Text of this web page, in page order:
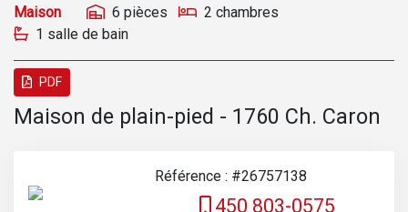
Maison 6 pièces
2 chambres
1 salle de bain
PDF
Maison de plain-pied - 1760 Ch. Caron
Référence : #26757138
450 803-0575